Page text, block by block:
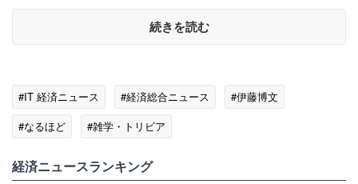
続きを読む
#IT 経済ニュース #経済総合ニュース
#伊藤博文
#なるほど
#雑学・トリビア
経済ニュースランキング